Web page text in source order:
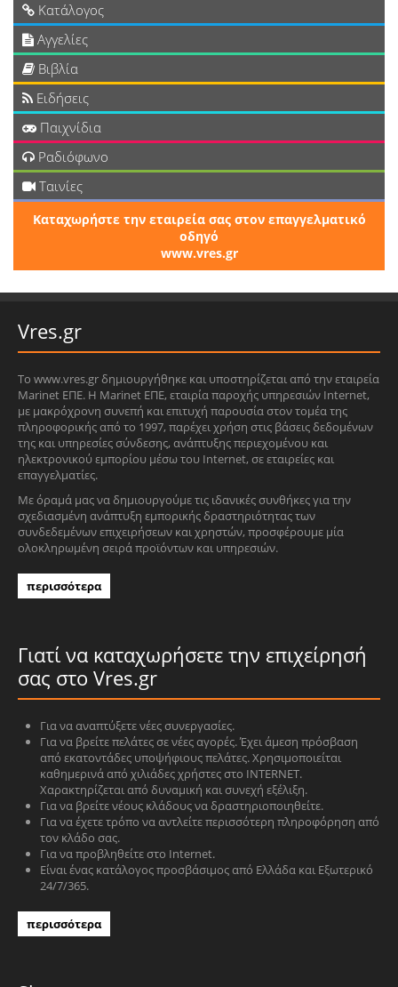
Κατάλογος
Αγγελίες
Βιβλία
Ειδήσεις
Παιχνίδια
Ραδιόφωνο
Ταινίες
Καταχωρήστε την εταιρεία σας στον επαγγελματικό
οδηγό
www.vres.gr
Vres.gr
Το www.vres.gr δημιουργήθηκε και υποστηρίζεται από την εταιρεία
Marinet ΕΠΕ. Η Marinet ΕΠΕ, εταιρία παροχής υπηρεσιών Internet,
με μακρόχρονη συνεπή και επιτυχή παρουσία στον τομέα της
πληροφορικής από το 1997, παρέχει χρήση στις βάσεις δεδομένων
της και υπηρεσίες σύνδεσης, ανάπτυξης περιεχομένου και
ηλεκτρονικού εμπορίου μέσω του Internet, σε εταιρείες και
επαγγελματίες.
Με όραμά μας να δημιουργούμε τις ιδανικές συνθήκες για την
σχεδιασμένη ανάπτυξη εμπορικής δραστηριότητας των
συνδεδεμένων επιχειρήσεων και χρηστών, προσφέρουμε μία
ολοκληρωμένη σειρά προϊόντων και υπηρεσιών.
περισσότερα
Γιατί να καταχωρήσετε την επιχείρησή
σας στο Vres.gr
Για να αναπτύξετε νέες συνεργασίες.
Για να βρείτε πελάτες σε νέες αγορές. Έχει άμεση πρόσβαση
από εκατοντάδες υποψήφιους πελάτες. Χρησιμοποιείται
καθημερινά από χιλιάδες χρήστες στο INTERNET.
Χαρακτηρίζεται από δυναμική και συνεχή εξέλιξη.
Για να βρείτε νέους κλάδους να δραστηριοποιηθείτε.
Για να έχετε τρόπο να αντλείτε περισσότερη πληροφόρηση από
τον κλάδο σας.
Για να προβληθείτε στο Internet.
Είναι ένας κατάλογος προσβάσιμος από Ελλάδα και Εξωτερικό
24/7/365.
περισσότερα